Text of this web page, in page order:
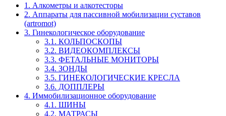
1. Алкометры и алкотесторы
2. Аппараты для пассивной мобилизации суставов
(artromot)
3. Гинекологическое оборудование
3.1. КОЛЬПОСКОПЫ
3.2. ВИДЕОКОМПЛЕКСЫ
3.3. ФЕТАЛЬНЫЕ МОНИТОРЫ
3.4. ЗОНДЫ
3.5. ГИНЕКОЛОГИЧЕСКИЕ КРЕСЛА
3.6. ДОППЛЕРЫ
4. Иммобилизационное оборудование
4.1. ШИНЫ
4.2. МАТРАСЫ